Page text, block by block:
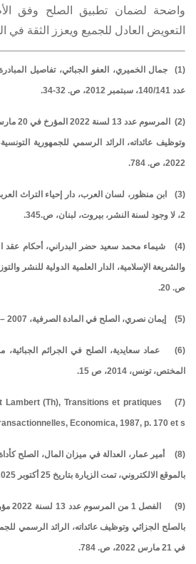
واضحة لضمان تطبيق الصلح وفق
التعويض العادل للجميع ويعزز الثقة في
(1) جمال الخميري، العفو الجبائي، تفاصيل
عدد 140/141، سبتمبر 2012، ص. 32-34.
(2)
وتوظيف عائداته
2022، ص. 784.
(3) ابن منظور، لسان العرب، دار إحياء التراث
2، لا وجود لسنة النشر، بيروت، لبنان، ص.345.
(4) شيماء محمد سعيد حضر البدراني، أحكام عقد
ص. 20.
(5) إيمان نصري، الصلح في المادة الصرفية، 2007 – 2008، ص. 1 و 2.
(6) عماد سعايدية، الصلح في الجرائم
المختص، تونس، 2014، ص 15.
Lambert (Th), Transitions et pratiques
Economica, 1987, p. 170 et s.
(8) أمير عمار، العدالة في ميزان المال، الصلح كأداة
بالموقع الالكتروني، تمت الزيارة بتاريخ 25 أكتوبر 2025. http://nawaat.org
في 21 مارس 2022، ص. 784.